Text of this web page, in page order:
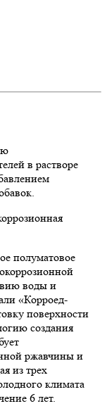
в растворе
полуматовое
воды и
«Корроед-
поверхности
создания
ржавчины и
из трех
климата
6 лет.